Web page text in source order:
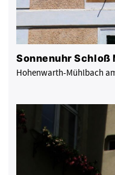
Sonnenuhr Schloß
Hohenwarth-Mühlbach